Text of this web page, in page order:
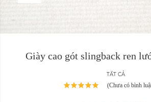
Giày cao gót slingback ren
TẤT CẢ
(Chưa có bình